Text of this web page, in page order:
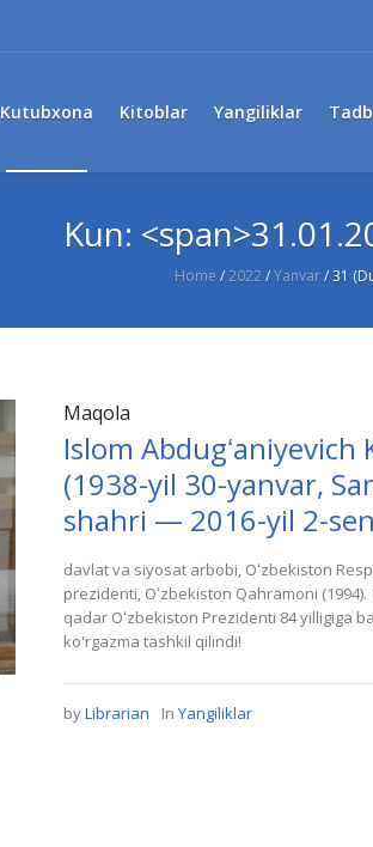
Kutubxona Kitoblar Yangiliklar
Kun:
Home /2022/Yanvar/31
Maqola
Islom
(1938-yil 30-yanvar,
shahri — 2016-yil 2-
davlat va siyosat arbobi, Oʻzbekiston
prezidenti, Oʻzbekiston Qahramoni
qadar Oʻzbekiston Prezidenti 84 yilligiga
ko'rgazma tashkil qilindi!
byLibrarian In Yangiliklar